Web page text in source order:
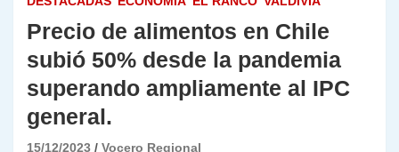
Precio de alimentos en Chile
subió 50% desde la pandemia
superando ampliamente al IPC
general.
15/12/2023 Vocero Regional